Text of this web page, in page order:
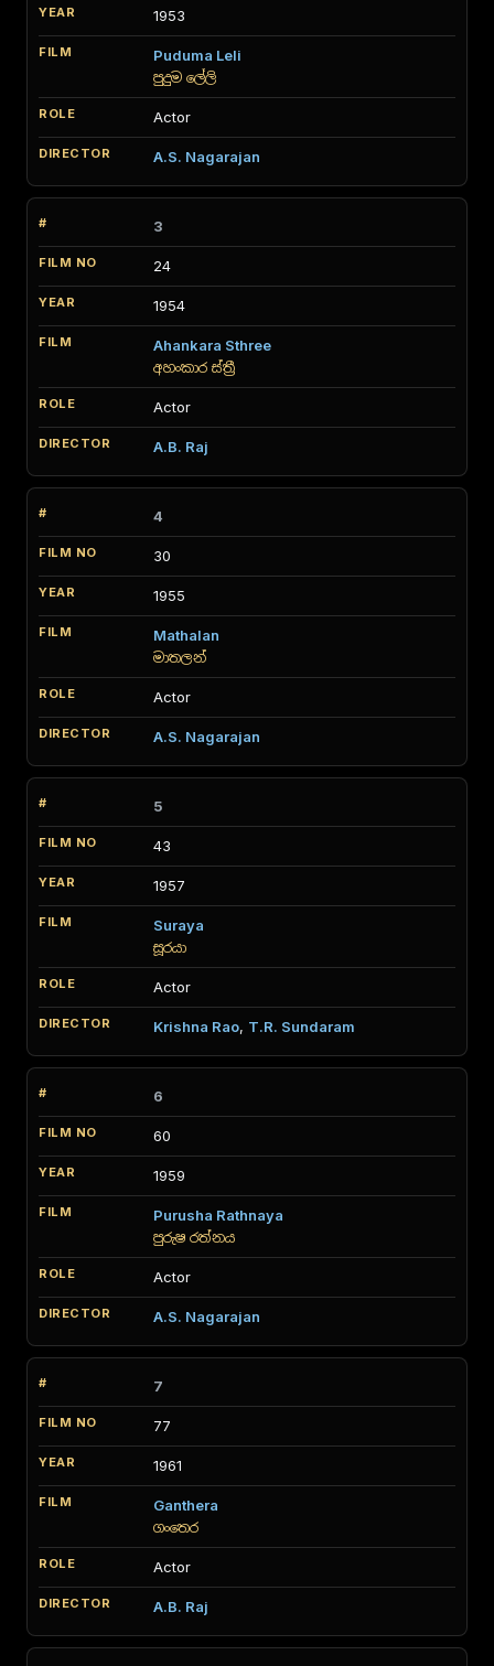
1953
Puduma Leli
පුදුම ලේලි
Actor
A.S. Nagarajan
3
24
1954
Ahankara Sthree
අහංකාර ස්ත්‍රී
Actor
A.B. Raj
4
30
1955
Mathalan
මාතලන්
Actor
A.S. Nagarajan
5
43
1957
Suraya
සූරයා
Actor
Krishna Rao, T.R. Sundaram
6
60
1959
Purusha Rathnaya
පුරුෂ රත්නය
Actor
A.S. Nagarajan
7
77
1961
Ganthera
ගංතෙර
Actor
A.B. Raj